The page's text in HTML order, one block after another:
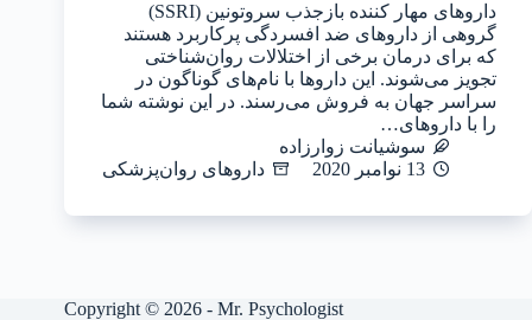
داروهای مهار کننده بازجذب سروتونین (SSRI)
گروهی از داروهای ضد افسردگی پرکاربرد هستند
که برای درمان برخی از اختلالات روان‌شناختی
تجویز می‌شوند. این داروها با نام‌های گوناگون در
سراسر جهان به فروش می‌رسند. در این نوشته شما
را با داروهای…
سوشیانت زوارزاده
13 نوامبر 2020
داروهای روان‌پزشکی
Copyright © 2026 - Mr. Psychologist